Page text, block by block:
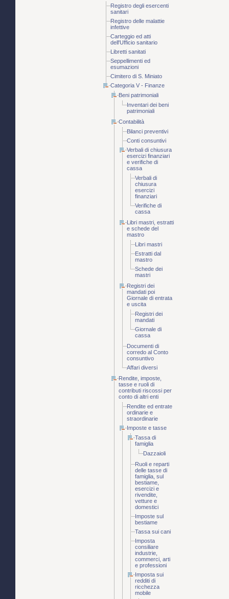
Registro degli esercenti
sanitari
Registro delle malattie
infettive
Carteggio ed atti
dell'Ufficio sanitario
Libretti sanitati
Seppellimenti ed
esumazioni
Cimitero di S. Miniato
Categoria V - Finanze
Beni patrimoniali
Inventari dei beni
patrimoniali
Contabilità
Bilanci preventivi
Conti consuntivi
Verbali di chiusura
esercizi finanziari
e verifiche di
cassa
Verbali di
chiusura
esercizi
finanziari
Verifiche di
cassa
Libri mastri, estratti
e schede del
mastro
Libri mastri
Estratti dal
mastro
Schede dei
mastri
Registri dei
mandati poi
Giornale di entrata
e uscita
Registri dei
mandati
Giornale di
cassa
Documenti di
corredo al Conto
consuntivo
Affari diversi
Rendite, imposte,
tasse e ruoli di
contributi riscossi per
conto di altri enti
Rendite ed entrate
ordinarie e
straordinarie
Imposte e tasse
Tassa di
famiglia
Dazzaioli
Ruoli e reparti
delle tasse di
famiglia, sul
bestiame,
esercizi e
rivendite,
vetture e
domestici
Imposte sul
bestiame
Tassa sui cani
Imposta
consiliare
industrie,
commerci, arti
e professioni
Imposta sui
redditi di
ricchezza
mobile